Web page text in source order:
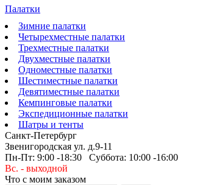
Палатки
Зимние палатки
Четырехместные палатки
Трехместные палатки
Двухместные палатки
Одноместные палатки
Шестиместные палатки
Девятиместные палатки
Кемпинговые палатки
Экспедиционные палатки
Шатры и тенты
Санкт-Петербург
Звенигородская ул. д.9-11
Пн-Пт: 9:00 -18:30 Суббота: 10:00 -16:00
Вс. - выходной
Что с моим заказом